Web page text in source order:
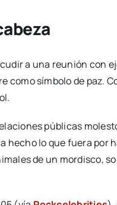
a una reunión con
como símbolo de paz.
públicas
hecho lo que fuera por
de un mordisco,